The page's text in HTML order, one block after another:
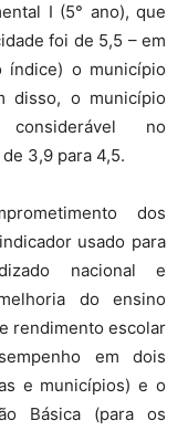
I (5° ano), que
foi de 5,5 – em
índice) o município
disso, o município
no
3,9 para 4,5.
dos
usado para
nacional e
do ensino
rendimento escolar
em dois
e municípios) e o
Básica (para os